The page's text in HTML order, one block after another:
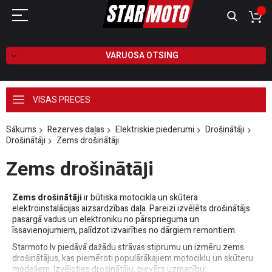
VARUOSA OTSING
VISAS PRECES
Sākums Rezerves daļas Elektriskie piederumi
Drošinātāji
Drošinātāji
Zems drošinātāji
Zems drošinātāji
Zems drošinātājiir būtiska motocikla un skūtera
elektroinstalācijas aizsardzības daļa. Pareizi izvēlēts drošinātājs
pasargā vadus un elektroniku no pārsprieguma un
īssavienojumiem, palīdzot izvairīties no dārgiem remontiem.
Starmoto.lv piedāvā dažādu strāvas stiprumu un izmēru zems
drošinātājus, kas piemēroti populārākajiem motociklu un skūteru
modeļiem. Izvēloties drošinātāju, pievērs uzmanību: